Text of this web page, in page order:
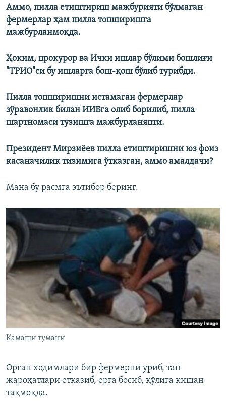
Аммо, пилла етиштириш мажбурияти бўлмаган
фермерлар ҳам пилла топширишга
мажбурланмоқда.
Ҳоким, прокурор ва Ички ишлар бўлими бошлиғи
"ТРИО"си бу ишларга бош-қош бўлиб турибди.
Пилла топширишни истамаган фермерлар
зўравонлик билан ИИБга олиб борилиб, пилла
шартномаси тузишга мажбурланяпти.
Президент Мирзиёев пилла етиштиришни юз фоиз
касаначилик тизимига ўтказган, аммо амалдачи?
Мана бу расмга эътибор беринг.
Қамаши тумани
Орган ходимлари бир фермерни уриб, тан
жароҳатлари етказиб, ерга босиб, қўлига кишан
тақмоқда.